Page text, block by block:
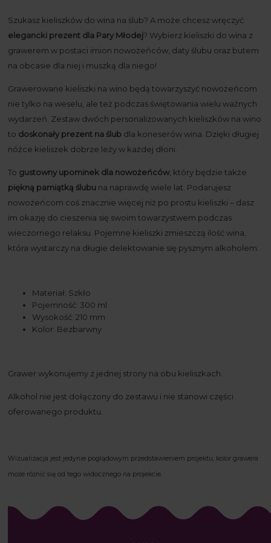
Szukasz kieliszków do wina na ślub? A może chcesz wręczyć
elegancki prezent dla Pary Młodej? Wybierz kieliszki do wina z
grawerem w postaci imion nowożeńców, daty ślubu oraz butem
na obcasie dla niej i muszką dla niego!
Grawerowane kieliszki na wino będą towarzyszyć nowożeńcom
nie tylko na weselu, ale też podczas świętowania wielu ważnych
wydarzeń. Zestaw dwóch personalizowanych kieliszków na wino
to doskonały prezent na ślub dla koneserów wina. Dzięki długiej
nóżce kieliszek dobrze leży w każdej dłoni.
To gustowny upominek dla nowożeńców, który będzie także
piękną pamiątką ślubu na naprawdę wiele lat. Podarujesz
nowożeńcom coś znacznie więcej niż po prostu kieliszki – dasz
im okazję do cieszenia się swoim towarzystwem podczas
wieczornego relaksu. Pojemne kieliszki zmieszczą ilość wina,
która wystarczy na długie delektowanie się pysznym alkoholem.
Materiał: Szkło
Pojemność: 300 ml
Wysokość: 210 mm
Kolor: Bezbarwny
Grawer wykonujemy z jednej strony na obu kieliszkach.
Alkohol nie jest dołączony do zestawu i nie stanowi części
oferowanego produktu.
Wizualizacja jest jedynie poglądowym przedstawieniem projektu, kolor grawera
może różnić się od tego widocznego na projekcie.